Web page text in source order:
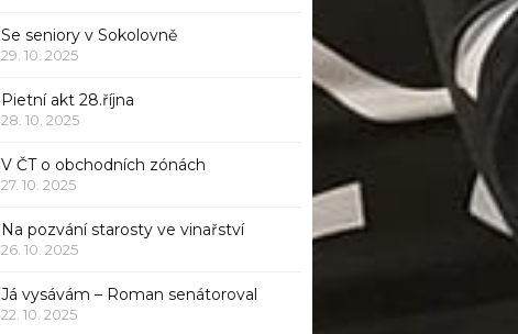
Se seniory v Sokolovně
29. 10. 2025
Pietní akt 28.října
28. 10. 2025
V ČT o obchodních zónách
27. 10. 2025
Na pozvání starosty ve vinařství
26. 10. 2025
Já vysávám – Roman senátoroval
22. 10. 2025